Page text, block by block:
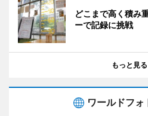
どこまで高く積み
ーで記録に挑戦
もっと見る
ワールドフォ